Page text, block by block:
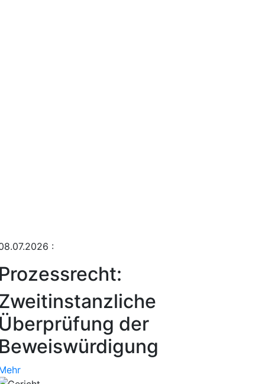
:
der